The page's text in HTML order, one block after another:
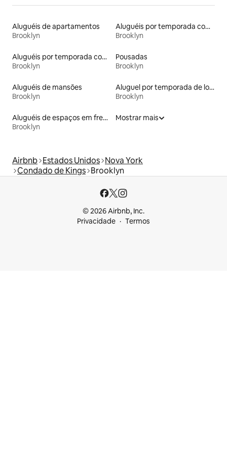
Aluguéis de apartamentos
Brooklyn
Aluguéis por temporada com acesso à praia
Brooklyn
Aluguéis por temporada com café da manhã
Brooklyn
Pousadas
Brooklyn
Aluguéis de mansões
Brooklyn
Aluguel por temporada de lofts
Brooklyn
Aluguéis de espaços em frente à praia
Brooklyn
Mostrar mais
Airbnb Estados Unidos Nova York
Condado de Kings Brooklyn
© 2026 Airbnb, Inc.
Privacidade
Termos